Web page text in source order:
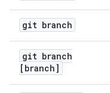
git branch
git branch
[branch]